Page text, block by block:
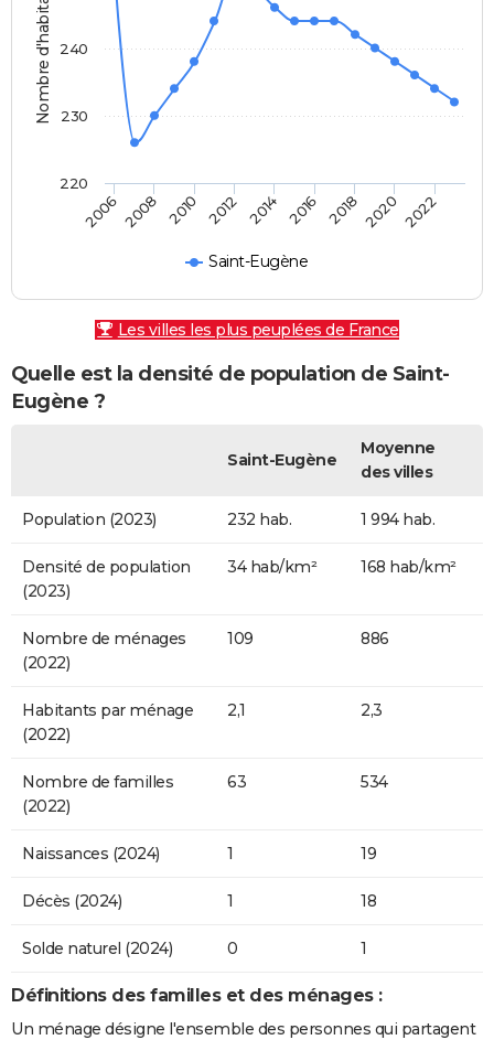
Nombre d'habitants
Saint-Eugène
20062008 2010 2012 2014 2016 2018 2020 2022
220
230
240
Les villes les plus peuplées de France
Quelle est la densité de population de Saint-
Eugène ?
Saint-Eugène
Moyenne
des villes
Population (2023) 232 hab. 1 994 hab.
Densité de population
(2023)
34 hab/km² 168 hab/km²
Nombre de ménages
(2022)
109 886
Habitants par ménage
(2022)
2,1 2,3
Nombre de familles
(2022)
63 534
Naissances (2024) 1 19
Décès (2024) 1 18
Solde naturel (2024) 0 1
Définitions des familles et des ménages :
Un ménage désigne l'ensemble des personnes qui partagent